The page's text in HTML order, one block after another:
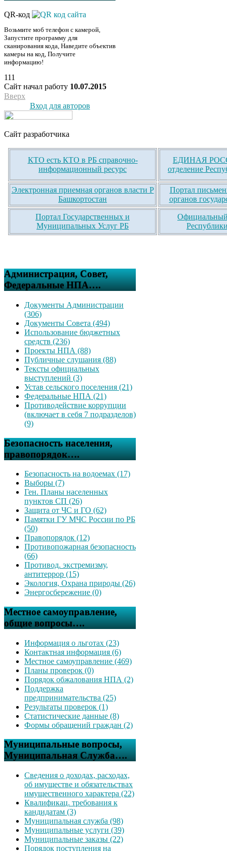
QR-код
Возьмите моб телефон с камерой,
Запустите программу для
сканирования кода, Наведите объектив
камеры на код, Получите
информацию!
111
Сайт начал работу 10.07.2015
Вверх
Вход для авторов
Сайт разработчика
КТО есть КТО в РБ справочно-
информационный ресурс
ЕДИНАЯ
отделение
Электронная приемная органов власти Р
Башкортостан
Портал
органов
Портал Государственных и
Муниципальных Услуг РБ
Официальный
Администрация, Совет,
Федеральные НПА….
Документы Администрации
(306)
Документы Совета (494)
Использование бюджетных
средств (236)
Проекты НПА (88)
Публичные слушания (88)
Тексты официальных
выступлений (3)
Устав сельского поселения (21)
Федеральные НПА (21)
Противодействие коррупции
(включает в себя 7 подразделов)
(9)
Безопасность населения,
правопорядок….
Безопасность на водоемах (17)
Выборы (7)
Ген. Планы населенных
пунктов СП (26)
Защита от ЧС и ГО (62)
Памятки ГУ МЧС России по РБ
(50)
Правопорядок (12)
Противопожарная безопасность
(66)
Противод. экстремизму,
антитеррор (15)
Экология, Охрана природы (26)
Энергосбережение (0)
Местное самоуправление,
общие вопросы….
Информация о льготах (23)
Контактная информация (6)
Местное самоуправление (469)
Планы проверок (0)
Порядок обжалования НПА (2)
Поддержка
предпринимательства (25)
Результаты проверок (1)
Статистические данные (8)
Формы обращений граждан (2)
Муниципальные вопросы,
Муниципальная Служба….
Сведения о доходах, расходах,
об имуществе и обязательствах
имущественного характера (22)
Квалификац. требования к
кандидатам (3)
Муниципальная служба (98)
Муниципальные услуги (39)
Муниципальные заказы (22)
Порядок поступления на